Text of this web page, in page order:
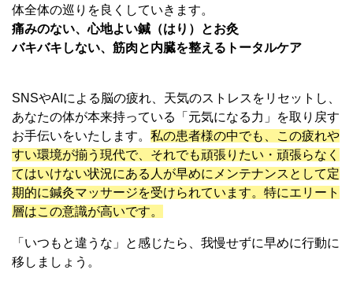
体全体の巡りを良くしていきます。
痛みのない、心地よい鍼（はり）とお灸
バキバキしない、筋肉と内臓を整えるトータルケア
SNSやAIによる脳の疲れ、天気のストレスをリセットし、
あなたの体が本来持っている「元気になる力」を取り戻す
お手伝いをいたします。 私の患者様の中でも、この疲れや
すい環境が揃う現代で、それでも頑張りたい・頑張らなく
てはいけない状況にある人が早めにメンテナンスとして定
期的に鍼灸マッサージを受けられています。特にエリート
層はこの意識が高いです。
「いつもと違うな」と感じたら、我慢せずに早めに行動に
移しましょう。